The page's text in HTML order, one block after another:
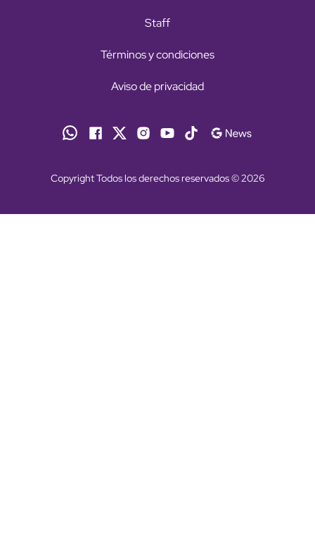
Staff
Términos y condiciones
Aviso de privacidad
Copyright Todos los derechos reservados © 2026